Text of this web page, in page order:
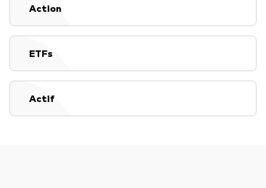
Action
ETFs
Actif